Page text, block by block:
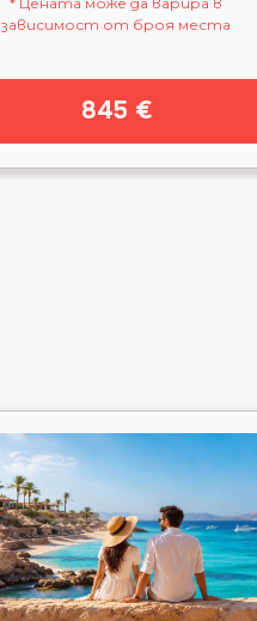
зависимост от броя места
845 €